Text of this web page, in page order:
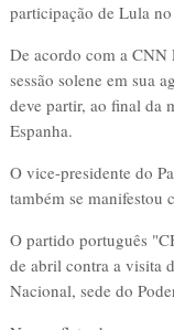
participação de Lula
De acordo com a
sessão solene em sua
deve partir, ao final da
Espanha.
O vice-presidente do
também se manifestou
O partido português
de abril contra a visita
Nacional, sede do